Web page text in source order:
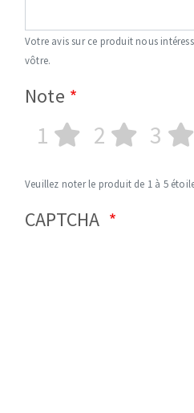
Votre avis sur ce produit nous
vôtre.
Note
1 2 3
Veuillez noter le produit de 1 à 5
CAPTCHA